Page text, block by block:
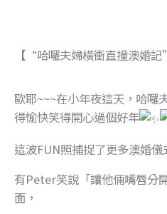
【“哈囉夫婦橫衝直撞澳婚
歐耶~~~在小年夜這天，哈囉
得愉快笑得開心過個好年
這波FUN照捕捉了更多澳婚儀
有Peter笑說「讓他倆嘴唇分
面，